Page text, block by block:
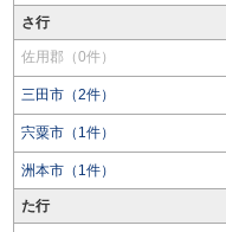
さ行
佐用郡（0件）
三田市（2件）
宍粟市（1件）
洲本市（1件）
た行